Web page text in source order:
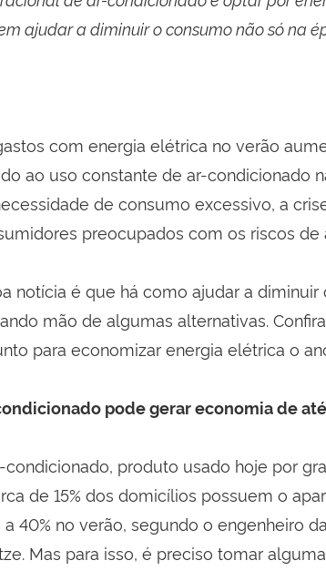
ajudar a diminuir o consumo não só na
com energia elétrica no verão
ao uso constante de ar-condicionado
de consumo excessivo, a
preocupados com os riscos de
notícia é que há como ajudar a
mão de algumas alternativas.
para economizar energia elétrica o
pode gerar economia de
condicionado, produto usado hoje por
de 15% dos domicílios possuem o
a 40% no verão, segundo o engenheiro
Mas para isso, é preciso tomar